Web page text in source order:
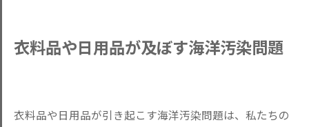
衣料品や日用品が及ぼす海洋汚染問題
衣料品や日用品が引き起こす海洋汚染問題は、私たちの